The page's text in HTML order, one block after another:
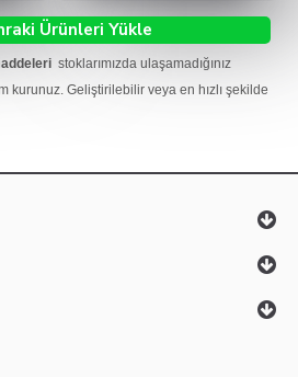
stoklarımızda ulaşamadığınız
kurunuz. Geliştirilebilir veya en hızlı şekilde
Ürünleri Yükle